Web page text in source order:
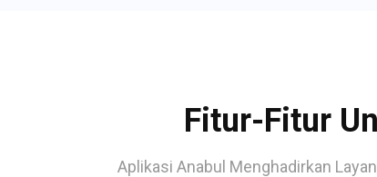
Fitur-Fitur
Aplikasi Anabul Menghadirkan